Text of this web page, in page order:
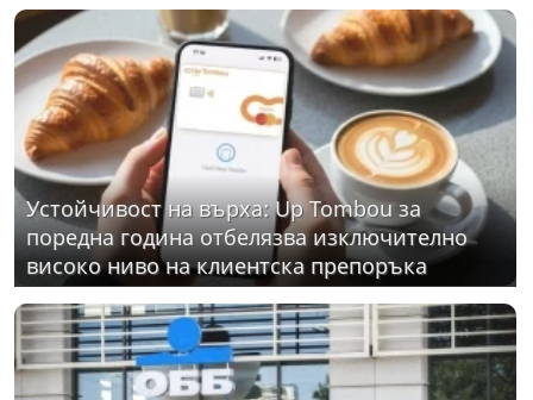
Устойчивост на върха: Up Tombou за
поредна година отбелязва изключително
високо ниво на клиентска препоръка